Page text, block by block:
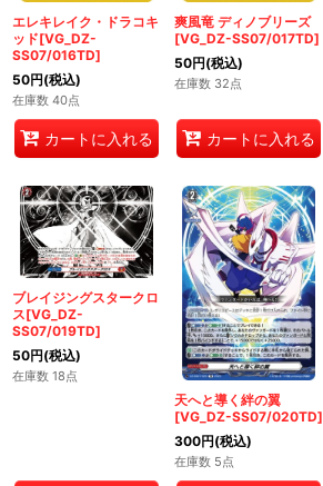
エレキレイク・ドラコキ
ッド[VG_DZ-
SS07/016TD]
50円(税込)
在庫数 40点
カートに入れる
爽風竜 ディノブリーズ
[VG_DZ-SS07/017TD]
50円(税込)
在庫数 32点
カートに入れる
ブレイジングスタークロ
ス[VG_DZ-
SS07/019TD]
50円(税込)
在庫数 18点
天へと導く絆の翼
[VG_DZ-SS07/020TD]
300円(税込)
在庫数 5点